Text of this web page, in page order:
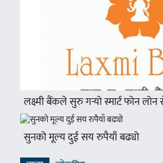
लक्ष्मी बैंकले सुरु गर्‍यो स्मार्ट फोन लोन
सुनको मूल्य दुई सय रुपैयाँ बढ्यो